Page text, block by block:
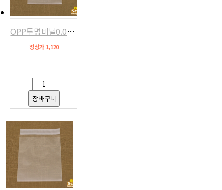
OPP투명비닐0.04mm(접착,10.5x13+4,약50장)
정상가 1,120